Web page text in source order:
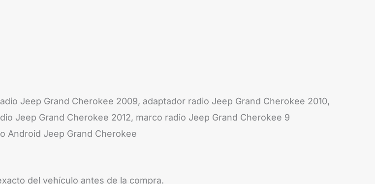
Jeep Grand Cherokee 2009, adaptador radio Jeep Grand Cherokee 2010,
Jeep Grand Cherokee 2012, marco radio Jeep Grand Cherokee 9
Android Jeep Grand Cherokee
del vehículo antes de la compra.